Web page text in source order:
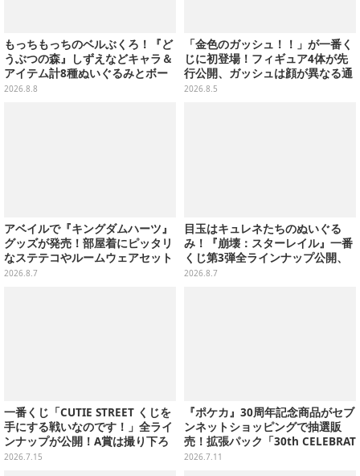
もっちもっちのベルぶくろ！『ど
うぶつの森』しずえなどキャラ＆
アイテム計8種ぬいぐるみとボー
ルチェーン付きマスコットが発売
2026.8.8
「金色のガッシュ！！」が一番く
じに初登場！フィギュア4体が先
行公開、ガッシュは顔が異なる通
常/ザケルver.の2種
2026.8.5
アベイルで『キングダムハーツ』
グッズが発売！部屋着にピッタリ
なステテコやルームウェアセット
2026.8.7
目玉はキュレネたちのぬいぐる
み！『崩壊：スターレイル』一番
くじ第3弾全ラインナップ公開、
美麗ビジュアルのアクリルボード
2026.8.7
一番くじ「CUTIE STREET くじを
手にする戦いなのです！」全ライ
ンナップが公開！A賞は撮り下ろ
しビジュアルボードセット
2026.7.15
『ポケカ』30周年記念商品がセブ
ンネットショッピングで抽選販
売！拡張パック「30th CELEBRAT
ION」と「エーフィ・ブラッキー
2026.7.11